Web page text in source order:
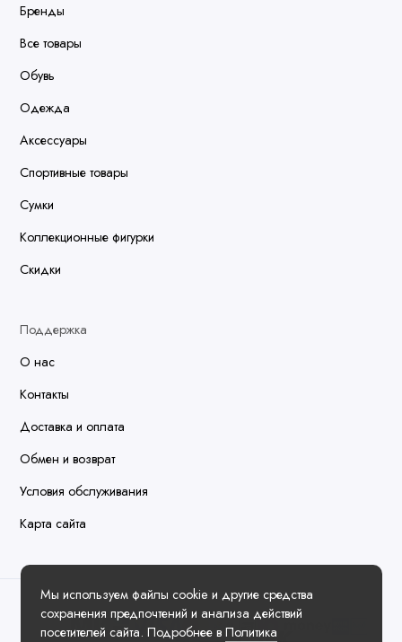
Мы используем файлы cookie и другие средства
сохранения предпочтений и анализа действий
посетителей сайта. Подробнее в Политика
Бренды
Все товары
Обувь
Одежда
Аксессуары
Спортивные товары
Сумки
Коллекционные фигурки
Скидки
Поддержка
О нас
Контакты
Доставка и оплата
Обмен и возврат
Условия обслуживания
Карта сайта